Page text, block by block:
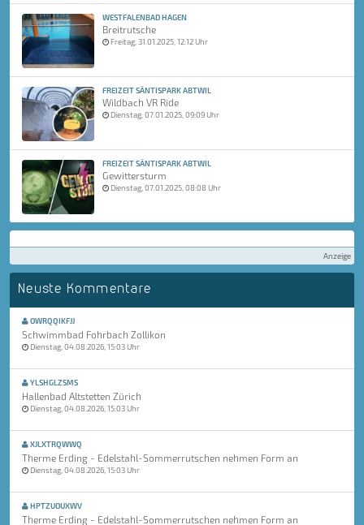
WESTFALENBAD HAGEN
Breitrutsche
Freitag, 31.01.2025, 12:12 Uhr
FREIZEIT SÄNTISPARK ABTWIL
Wildbach VR Ride
Dienstag, 07.01.2025, 09:09 Uhr
FREIZEIT SÄNTISPARK ABTWIL
Gewittersturm
Dienstag, 07.01.2025, 08:08 Uhr
Anzeige
Neuste Kommentare
OWRQQIKFJJ
Schwimmbad Fohrbach Zollikon
Dienstag, 04.08.2026, 15:03 Uhr
YLSHGLZSMS
Hallenbad Altstetten Zürich
Dienstag, 04.08.2026, 15:03 Uhr
XJLXTRQWWQ
Therme Erding - Edelstahl-Sommerrutschen nehmen Form an
Dienstag, 04.08.2026, 15:03 Uhr
HPTZUOUXWV
Therme Erding - Edelstahl-Sommerrutschen nehmen Form an